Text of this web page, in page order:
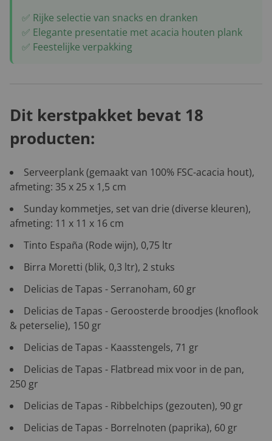
✅ Rijke selectie van snacks en dranken
✅ Elegante presentatie met acacia houten plank
✅ Feestelijke verpakking
Dit kerstpakket bevat 18
producten:
Serveerplank (gemaakt van 100% FSC-acacia hout),
afmeting: 35 x 25 x 1,5 cm
Sunday kommetjes, set van drie (diverse kleuren),
afmeting: 11 x 11 x 16 cm
Tinto España (Rode wijn), 0,75 ltr
Birra Moretti (blik, 0,3 ltr), 2 stuks
Delicias de Tapas - Serranoham, 60 gr
Delicias de Tapas - Geroosterde broodjes (knoflook
& peterselie), 150 gr
Delicias de Tapas - Kaasstengels, 71 gr
Delicias de Tapas - Flatbread mix voor in de pan,
250 gr
Delicias de Tapas - Ribbelchips (gezouten), 90 gr
Delicias de Tapas - Borrelnoten (paprika), 60 gr